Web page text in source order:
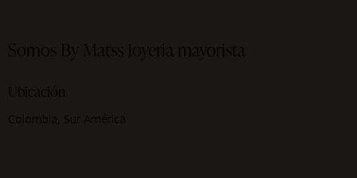
Somos By Matss Joyeria mayorista
Ubicación
Colombia, Sur América